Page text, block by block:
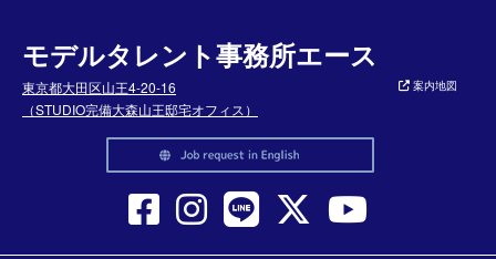
モデルタレント事務所エース
東京都大田区山王4-20-16
（STUDIO完備大森山王邸宅オフィス）
案内地図